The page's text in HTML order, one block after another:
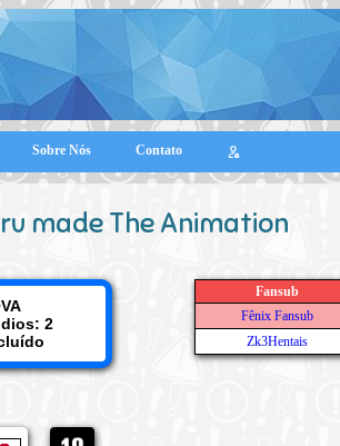
Sobre Nós Contato
made The Animation
2
Fansub
Fênix Fansub
Zk3Hentais